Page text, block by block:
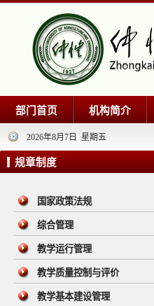
部门首页 机构简介
2026年8月7日 星期五
规章制度
国家政策法规
综合管理
教学运行管理
教学质量控制与评价
教学基本建设管理